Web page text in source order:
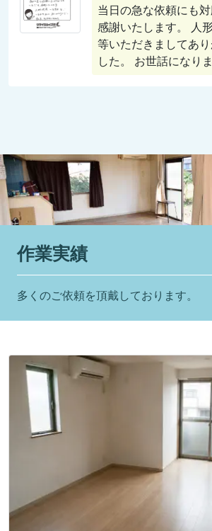
当日の急な依頼にも
感謝いたします。 人
等いただきましてあ
した。 お世話になりま
作業実績
多くのご依頼を頂戴しております。